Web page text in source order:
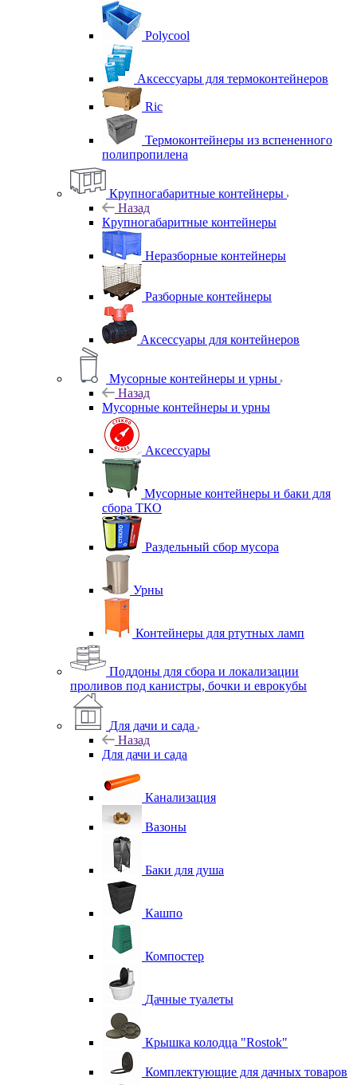
Polycool
Аксессуары для термоконтейнеров
Ric
Термоконтейнеры из вспененного
полипропилена
Крупногабаритные контейнеры
Назад
Крупногабаритные контейнеры
Неразборные контейнеры
Разборные контейнеры
Аксессуары для контейнеров
Мусорные контейнеры и урны
Назад
Мусорные контейнеры и урны
Аксессуары
Мусорные контейнеры и баки для
сбора ТКО
Раздельный сбор мусора
Урны
Контейнеры для ртутных ламп
Поддоны для сбора и локализации
проливов под канистры, бочки и еврокубы
Для дачи и сада
Назад
Для дачи и сада
Канализация
Вазоны
Баки для душа
Кашпо
Компостер
Дачные туалеты
Крышка колодца "Rostok"
Комплектующие для дачных товаров